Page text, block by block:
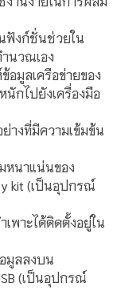
ฟังก์ชั่นช่วยใน
นวณเอง
อมูลเครือข่ายของ
นักไปยังเครื่องมือ
างที่มีความเข้มข้น
หนาแน่นของ
kit (เป็นอุปกรณ์
พาะได้ติดตั้งอยู่ใน
มูลลงบน
(เป็นอุปกรณ์